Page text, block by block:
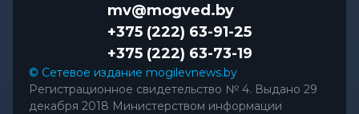
mv@mogved.by
+375 (222) 63-91-25
+375 (222) 63-73-19
© Сетевое издание mogilevnews.by
Регистрационное свидетельство № 4. Выдано 29
декабря 2018 Министерством информации